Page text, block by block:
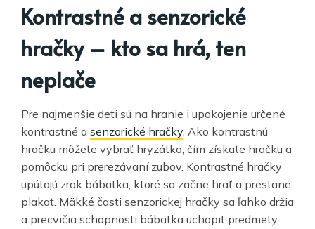
Kontrastné a senzorické
hračky – kto sa hrá, ten
neplače
Pre najmenšie deti sú na hranie i upokojenie určené
kontrastné a senzorické hračky . Ako kontrastnú
hračku môžete vybrať hryzátko, čím získate hračku a
pomôcku pri prerezávaní zubov. Kontrastné hračky
upútajú zrak bábätka, ktoré sa začne hrať a prestane
plakať. Mäkké časti senzorickej hračky sa ľahko držia
a precvičia schopnosti bábätka uchopiť predmety.